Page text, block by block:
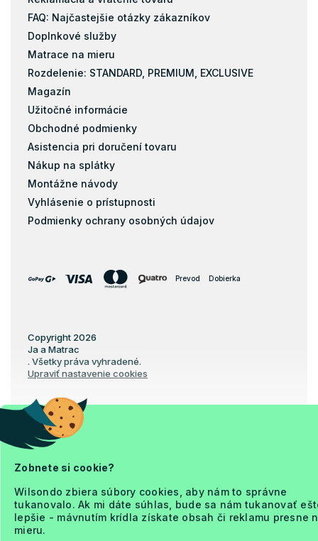
Zobnete si cookie?
Wilsondo zbiera súbory cookies, aby nám to správne
tukanovalo. Ak mi dáte súhlas, bude sa nám tukanovať
lepšie - mávnutím krídla získate obsah či reklamu presne
mieru.
FAQ: Najčastejšie otázky zákazníkov
Doplnkové služby
Matrace na mieru
Rozdelenie: STANDARD, PREMIUM, EXCLUSIVE
Magazín
Užitočné informácie
Obchodné podmienky
Asistencia pri doručení tovaru
Nákup na splátky
Montážne návody
Vyhlásenie o prístupnosti
Podmienky ochrany osobných údajov
Prevod Dobierka
Copyright 2026
Ja a Matrac
. Všetky práva vyhradené.
Upraviť nastavenie cookies